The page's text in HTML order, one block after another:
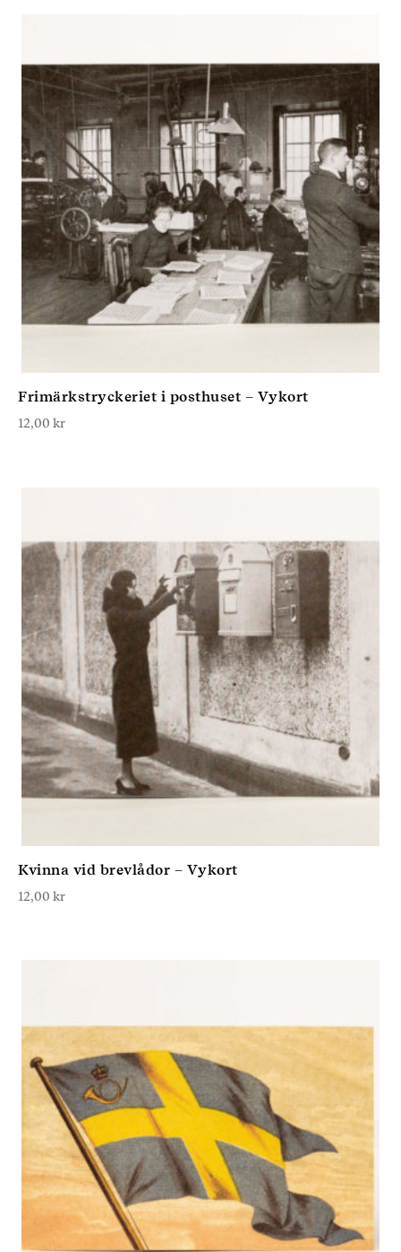
Frimärkstryckeriet i posthuset – Vykort
12,00 kr
Kvinna vid brevlådor – Vykort
12,00 kr